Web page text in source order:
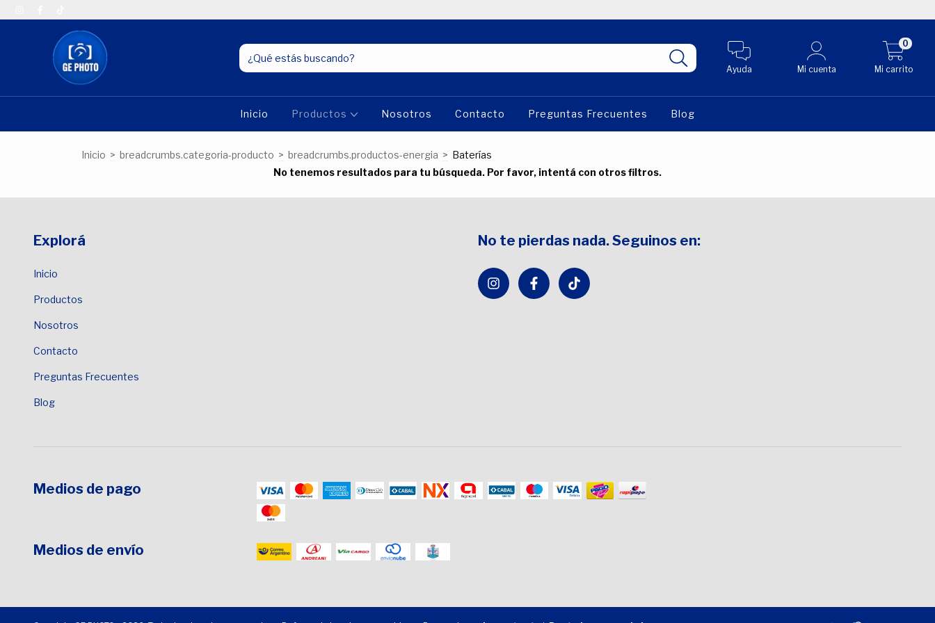
Ayuda Mi cuenta Mi carrito
0
Inicio Productos Nosotros Contacto Preguntas Frecuentes Blog
Inicio > breadcrumbs.categoria-producto > breadcrumbs.productos-energia > Baterías
No tenemos resultados para tu búsqueda. Por favor, intentá con otros filtros.
Explorá
Inicio
Productos
Nosotros
Contacto
Preguntas Frecuentes
Blog
No te pierdas nada. Seguinos en:
Medios de pago
Medios de envío